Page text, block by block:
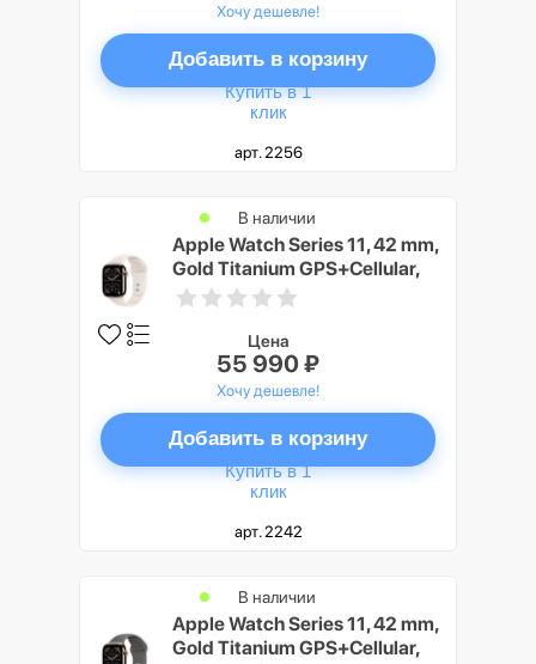
Хочу дешевле!
Добавить в корзину
Купить в 1
клик
арт. 2256
Apple Watch Series 11, 42 mm,
Gold Titanium GPS+Cellular,
Starlight Sport Band S/M
В наличии
Цена
55 990 ₽
Хочу дешевле!
Добавить в корзину
Купить в 1
клик
арт. 2242
Apple Watch Series 11, 42 mm,
Gold Titanium GPS+Cellular,
В наличии